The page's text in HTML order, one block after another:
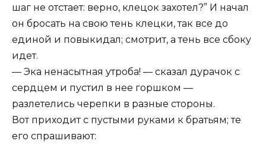
шаг не отстает: верно, клецок захотел?” И начал
он бросать на свою тень клецки, так все до
единой и повыкидал; смотрит, а тень все сбоку
идет.
— Эка ненасытная утроба! — сказал дурачок с
сердцем и пустил в нее горшком —
разлетелись черепки в разные стороны.
Вот приходит с пустыми руками к братьям; те
его спрашивают: